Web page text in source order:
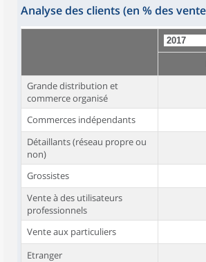
Analyse des clients (en % des
Grande distribution et
commerce organisé
Commerces indépendants
Détaillants (réseau propre ou
non)
Grossistes
Vente à des utilisateurs
professionnels
Vente aux particuliers
Etranger